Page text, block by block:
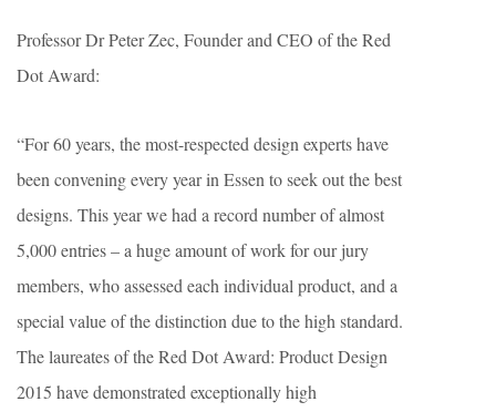
Professor Dr Peter Zec, Founder and CEO of the Red
Dot Award:
“For 60 years, the most-respected design experts have
been convening every year in Essen to seek out the best
designs. This year we had a record number of almost
5,000 entries – a huge amount of work for our jury
members, who assessed each individual product, and a
special value of the distinction due to the high standard.
The laureates of the Red Dot Award: Product Design
2015 have demonstrated exceptionally high